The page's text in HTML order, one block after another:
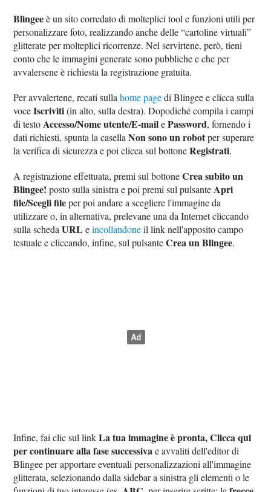
Blingeeè un sito corredato di molteplici tool e funzioni utili per
personalizzare foto, realizzando anche delle “cartoline virtuali”
glitterate per molteplici ricorrenze. Nel servirtene, però, tieni
conto che le immagini generate sono pubbliche e che per
avvalersene è richiesta la registrazione gratuita.
Per avvalertene, recati sullahome pagedi Blingee e clicca sulla
voceIscriviti(in alto, sulla destra). Dopodiché compila i campi
di testo Accesso/Nome utente/E-mailePassword, fornendo i
dati richiesti, spunta la casellaNon sono un robotper superare
la verifica di sicurezza e poi clicca sul bottoneRegistrati.
A registrazione effettuata, premi sul bottoneCrea subito un
Blingee! posto sulla sinistra e poi premi sul pulsante Apri
file/Scegli fileper poi andare a scegliere l'immagine da
utilizzare o, in alternativa, prelevane una da Internet cliccando
sulla schedaURL eincollandoneil link nell'apposito campo
testuale e cliccando, infine, sul pulsanteCrea un Blingee.
Infine, fai clic sul linkLa tua immagine è pronta, Clicca qui
per continuare alla fase successivae avvaliti dell'editor di
Blingee per apportare eventuali personalizzazioni all'immagine
glitterata, selezionando dalla sidebar a sinistra gli elementi o le